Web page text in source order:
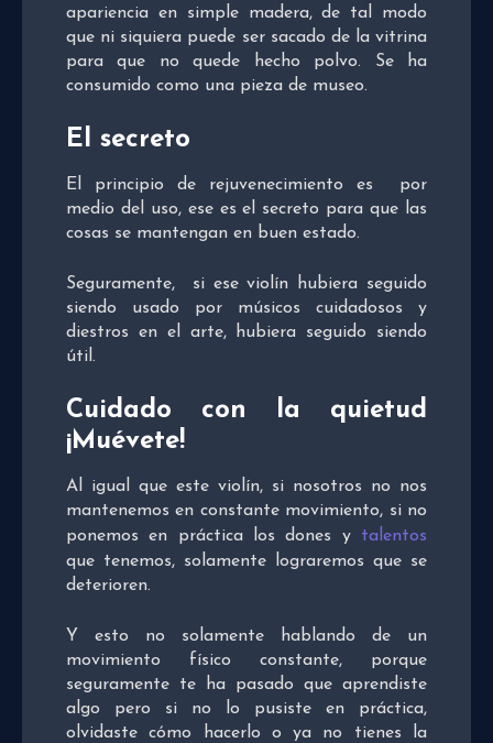
apariencia en simple madera, de tal modo
que ni siquiera puede ser sacado de la vitrina
para que no quede hecho polvo. Se ha
consumido como una pieza de museo.
El secreto
El principio de rejuvenecimiento es por
medio del uso, ese es el secreto para que las
cosas se mantengan en buen estado.
Seguramente, si ese violín hubiera seguido
siendo usado por músicos cuidadosos y
diestros en el arte, hubiera seguido siendo
útil.
Cuidado con la quietud
¡Muévete!
Al igual que este violín, si nosotros no nos
mantenemos en constante movimiento, si no
ponemos en práctica los dones y talentos
que tenemos, solamente lograremos que se
deterioren.
Y esto no solamente hablando de un
movimiento físico constante, porque
seguramente te ha pasado que aprendiste
algo pero si no lo pusiste en práctica,
olvidaste cómo hacerlo o ya no tienes la